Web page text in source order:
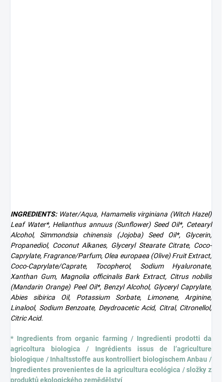
INGREDIENTS:Water/Aqua, Hamamelis virginiana (Witch Hazel)
Leaf Water*, Helianthus annuus (Sunflower) Seed Oil*, Cetearyl
Alcohol, Simmondsia chinensis (Jojoba) Seed Oil*, Glycerin,
Propanediol, Coconut Alkanes, Glyceryl Stearate Citrate, Coco-
Caprylate, Fragrance/Parfum, Olea europaea (Olive) Fruit Extract,
Coco-Caprylate/Caprate, Tocopherol, Sodium Hyaluronate,
Xanthan Gum, Magnolia officinalis Bark Extract, Citrus nobilis
(Mandarin Orange) Peel Oil*, Benzyl Alcohol, Glyceryl Caprylate,
Abies sibirica Oil, Potassium Sorbate, Limonene, Arginine,
Linalool, Sodium Benzoate, Deydroacetic Acid, Citral, Citronellol,
Citric Acid.
* Ingredients from organic farming / Ingredienti prodotti da
agricoltura biologica / Ingrédients issus de l’agriculture
biologique / Inhaltsstoffe aus kontrolliert biologischem Anbau /
Ingredientes provenientes de la agricultura ecológica / složky z
produktů ekologického zemědělství